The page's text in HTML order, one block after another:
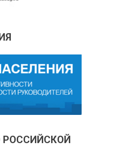
РОССИЙСКОЙ